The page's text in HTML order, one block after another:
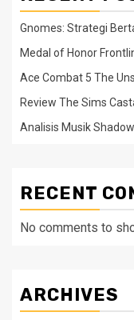
Gnomes: Strategi
Medal of Honor
Ace Combat 5 The
Review The Sims
Analisis Musik
RECENT
No comments to
ARCHIVES